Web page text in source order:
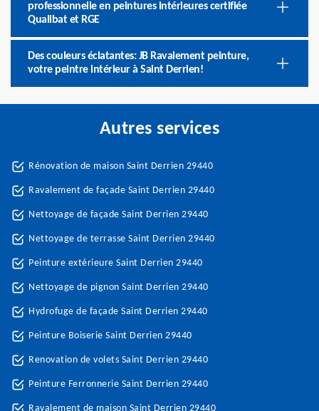
professionnelle en peintures intérieures certifiée
Qualibat et RGE
Des couleurs éclatantes: JB Ravalement peinture,
votre peintre intérieur à Saint Derrien!
Autres services
Rénovation de maison Saint Derrien 29440
Ravalement de façade Saint Derrien 29440
Nettoyage de façade Saint Derrien 29440
Nettoyage de terrasse Saint Derrien 29440
Peinture extérieure Saint Derrien 29440
Nettoyage de pignon Saint Derrien 29440
Hydrofuge de façade Saint Derrien 29440
Peinture Boiserie Saint Derrien 29440
Renovation de volets Saint Derrien 29440
Peinture Ferronnerie Saint Derrien 29440
Ravalement de maison Saint Derrien 29440